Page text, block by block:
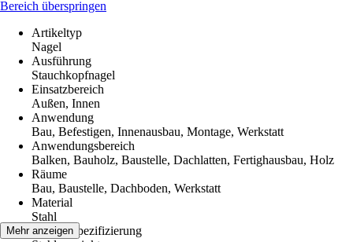
Bereich überspringen
Artikeltyp
Nagel
Ausführung
Stauchkopfnagel
Einsatzbereich
Außen, Innen
Anwendung
Bau, Befestigen, Innenausbau, Montage, Werkstatt
Anwendungsbereich
Balken, Bauholz, Baustelle, Dachlatten, Fertighausbau, Holz
Räume
Bau, Baustelle, Dachboden, Werkstatt
Material
Stahl
Materialspezifizierung
Mehr anzeigen